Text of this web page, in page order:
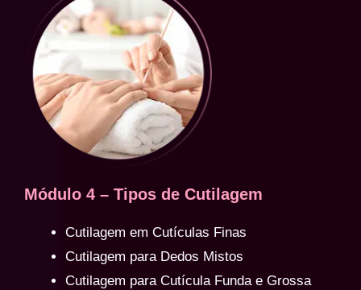
Módulo 4 – Tipos de Cutilagem
Cutilagem em Cutículas Finas
Cutilagem para Dedos Mistos
Cutilagem para Cutícula Funda e Grossa